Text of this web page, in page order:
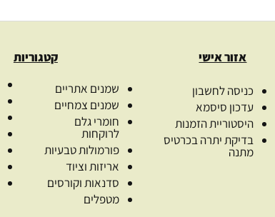
אזור אישי
כניסה לחשבון
עדכון סיסמא
היסטוריית הזמנות
בדיקת יתרה בכרטיס
מתנה
קטגוריות
שמנים אתריים
שמנים צמחיים
חומרי גלם
לרוקחות
פורמולות טבעיות
אריזות וציוד
סדנאות וקורסים
מטפלים